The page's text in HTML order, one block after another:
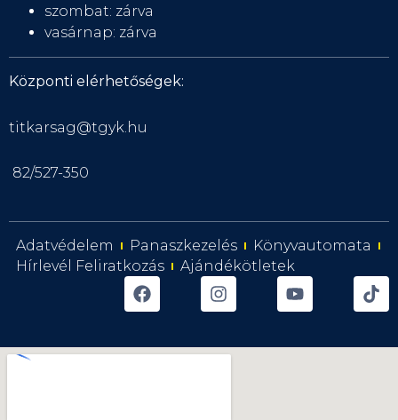
szombat: zárva
vasárnap: zárva
Központi elérhetőségek:
titkarsag@tgyk.hu
82/527-350
Adatvédelem Panaszkezelés
Könyvautomata
Hírlevél Feliratkozás
Ajándékötletek